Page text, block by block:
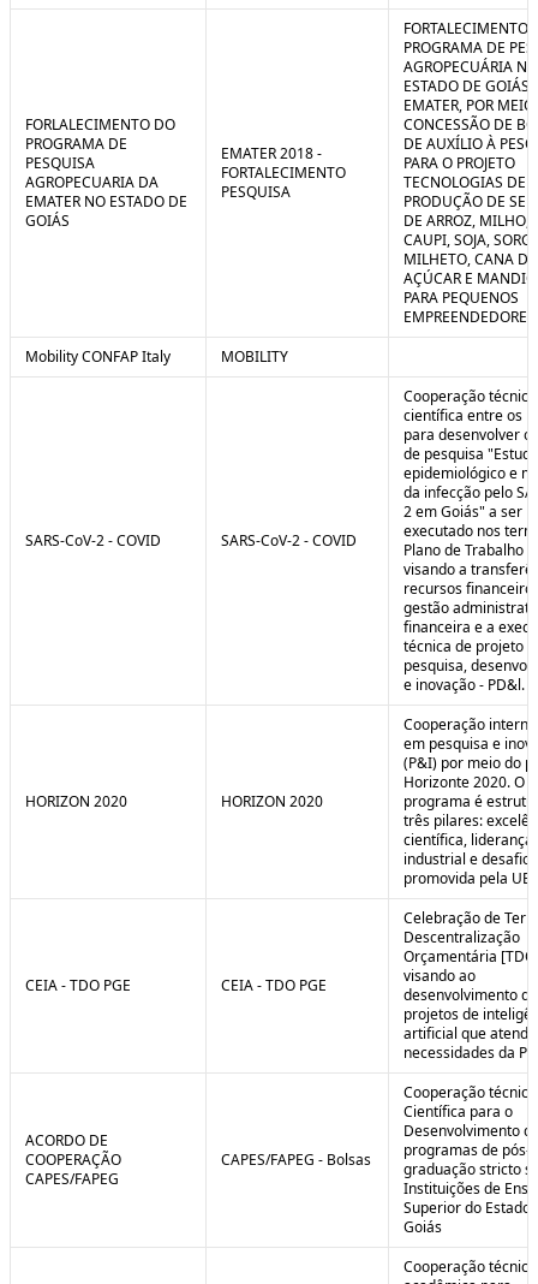
FORLALECIMENTO DO
PROGRAMA DE
PESQUISA
AGROPECUARIA DA
EMATER NO ESTADO DE
GOIÁS
EMATER 2018 -
FORTALECIMENTO
PESQUISA
FORTALECIMENTO
PROGRAMA DE
AGROPECUÁRIA NO
ESTADO DE GOIÁS
EMATER, POR
CONCESSÃO DE
DE AUXÍLIO À
PARA O PROJETO
TECNOLOGIAS DE
PRODUÇÃO DE
DE ARROZ, MILHO,
CAUPI, SOJA,
MILHETO, CANA DE
AÇÚCAR E
PARA PEQUENOS
Mobility CONFAP Italy
MOBILITY
SARS-CoV-2 - COVID SARS-CoV-2 - COVID
Cooperação
científica entre os
para desenvolver o
de pesquisa "Estudo
epidemiológico e
da infecção pelo
2 em Goiás" a ser
executado nos
Plano de Trabalho
visando a
recursos
gestão
financeira e a
técnica de projeto
pesquisa,
e inovação - PD&l.
HORIZON 2020 HORIZON 2020
Cooperação
em pesquisa e
(P&I) por meio do
Horizonte 2020. O
programa é
três pilares:
científica, liderança
industrial e
promovida pela UE.
CEIA - TDO PGE CEIA - TDO PGE
Celebração de
Descentralização
Orçamentária
visando ao
desenvolvimento de
projetos de
artificial que
necessidades da
ACORDO DE
COOPERAÇÃO
CAPES/FAPEG
CAPES/FAPEG - Bolsas
Cooperação
Científica para o
Desenvolvimento
programas de pós-
graduação stricto
Instituições de
Superior do Estado
Goiás
Cooperação